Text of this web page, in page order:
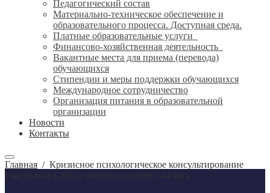
Педагогический состав
Материально-техническое обеспечение и
образовательного процесса. Доступная среда.
Платные образовательные услуги
Финансово-хозяйственная деятельность
Вакантные места для приема (перевода)
обучающихся
Стипендии и меры поддержки обучающихся
Международное сотрудничество
Организация питания в образовательной
организации
Новости
Контакты
Главная / Кризисное психологическое консультирование